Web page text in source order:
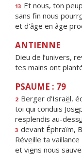
13 Et nous, ton
sans fin nous pourr
et d’âge en âge
ANTIENNE
Dieu de l’univers,
tes mains ont
PSAUME : 79
2 Berger d’Israël,
toi qui conduis Jose
resplendis au-dessu
3 devant Éphraïm,
Réveille ta vaillance
et viens nous